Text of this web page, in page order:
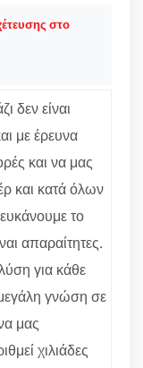
στο
δεν είναι
με έρευνα
και να μας
και κατά όλων
το
απαραίτητες.
για κάθε
γνώση σε
μας
χιλιάδες